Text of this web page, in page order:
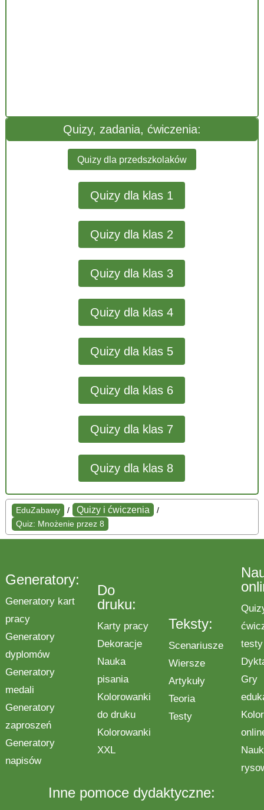
Quizy, zadania, ćwiczenia:
Quizy dla przedszkolaków
Quizy dla klas 1
Quizy dla klas 2
Quizy dla klas 3
Quizy dla klas 4
Quizy dla klas 5
Quizy dla klas 6
Quizy dla klas 7
Quizy dla klas 8
EduZabawy / Quizy i ćwiczenia
/
Quiz: Mnożenie przez 8
Generatory:
Generatory kart
pracy
Generatory
dyplomów
Generatory
medali
Generatory
zaproszeń
Generatory
napisów
Do
druku:
Karty pracy
Dekoracje
Nauka
pisania
Kolorowanki
do druku
Kolorowanki
XXL
Teksty:
Scenariusze
Wiersze
Artykuły
Teoria
Testy
testy
Gry
Inne pomoce dydaktyczne: